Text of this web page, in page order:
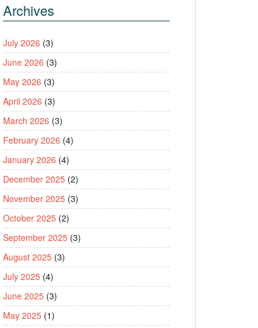
Archives
July 2026 (3)
June 2026 (3)
May 2026 (3)
April 2026 (3)
March 2026 (3)
February 2026 (4)
January 2026 (4)
December 2025 (2)
November 2025 (3)
October 2025 (2)
September 2025 (3)
August 2025 (3)
July 2025 (4)
June 2025 (3)
May 2025 (1)